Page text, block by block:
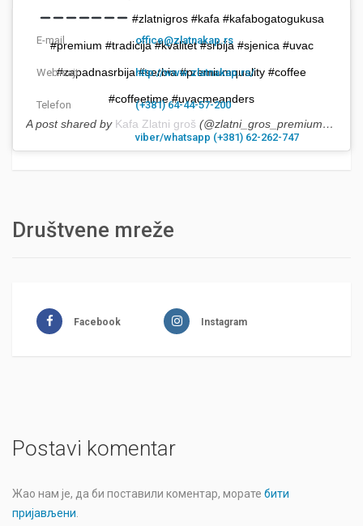
#zlatnigros #kafa #kafabogatogukusa
#premium #tradicija #kvalitet #srbija #sjenica #uvac
#zapadnasrbija #serbia #premiumquality #coffee
#coffeetime #uvacmeanders
A post shared by Kafa Zlatni groš (@zlatni_gros_premium) on
E-mail office@zlatnakap.rs
Web-sajt http://www.zlatnakap.rs/
Telefon (+381) 64-44-57-200
viber/whatsapp (+381) 62-262-747
Društvene mreže
Facebook Instagram
Postavi komentar
Жао нам је, да би поставили коментар, морате бити
пријављени.